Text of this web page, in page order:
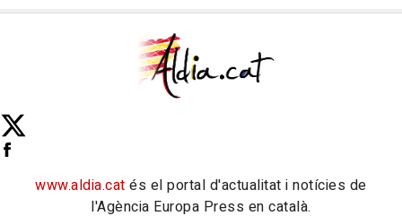
www.aldia.cat és el portal d'actualitat i notícies de
l'Agència Europa Press en català.